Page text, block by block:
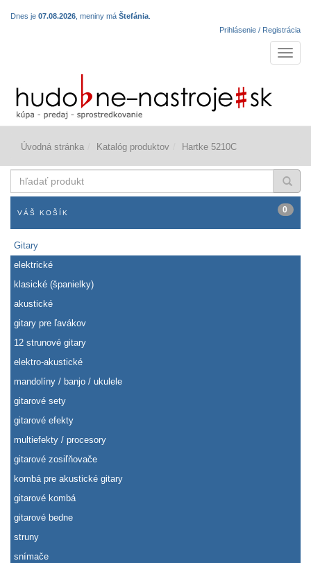
Dnes je 07.08.2026 , meniny má Štefánia
Prihlásenie / Registrácia
Úvodná stránka Katalóg produktov Hartke 5210C
produkt
VÁŠ KOŠÍK 0
Gitary
elektrické
klasické (španielky)
akustické
gitary pre ľavákov
12 strunové gitary
elektro-akustické
mandolíny / banjo / ukulele
gitarové sety
gitarové efekty
multiefekty / procesory
gitarové zosiľňovače
kombá pre akustické gitary
gitarové kombá
gitarové bedne
struny
snímače